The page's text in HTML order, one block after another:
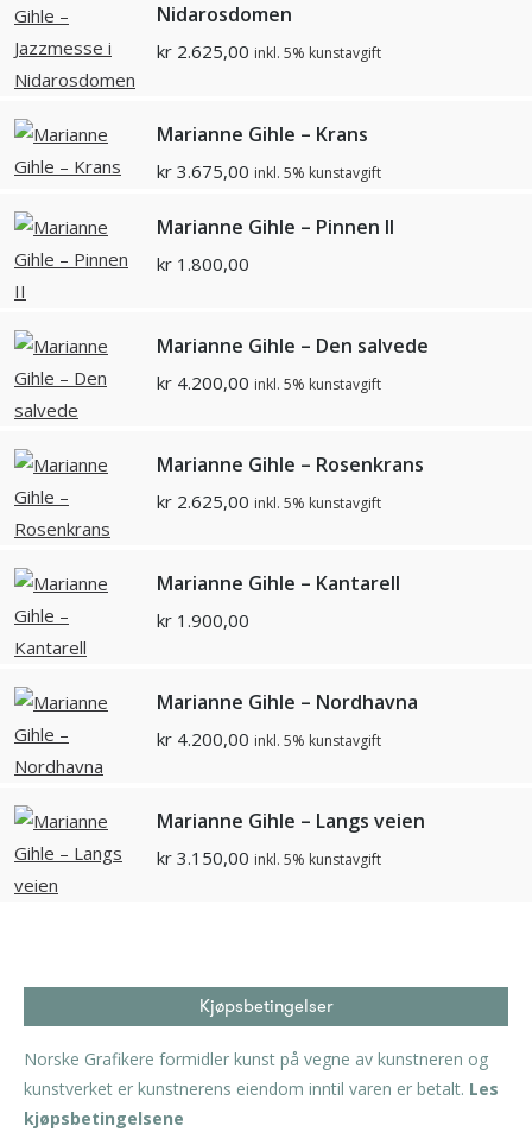
Nidarosdomen
kr 2.625,00 inkl. 5% kunstavgift
Marianne Gihle – Krans
kr 3.675,00 inkl. 5% kunstavgift
Marianne Gihle – Pinnen II
kr 1.800,00
Marianne Gihle – Den salvede
kr 4.200,00 inkl. 5% kunstavgift
Marianne Gihle – Rosenkrans
kr 2.625,00 inkl. 5% kunstavgift
Marianne Gihle – Kantarell
kr 1.900,00
Marianne Gihle – Nordhavna
kr 4.200,00 inkl. 5% kunstavgift
Marianne Gihle – Langs veien
kr 3.150,00 inkl. 5% kunstavgift
Kjøpsbetingelser
Norske Grafikere formidler kunst på vegne av kunstneren og
kunstverket er kunstnerens eiendom inntil varen er betalt. Les
kjøpsbetingelsene